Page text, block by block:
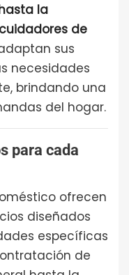
la
de
sus
necesidades
brindando una
del hogar.
para cada
ofrecen
diseñados
específicas
de